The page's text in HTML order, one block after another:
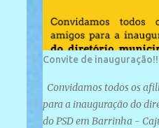
Convite de
Convidamos todos os
para a inauguração do
do PSD em Barrinha -